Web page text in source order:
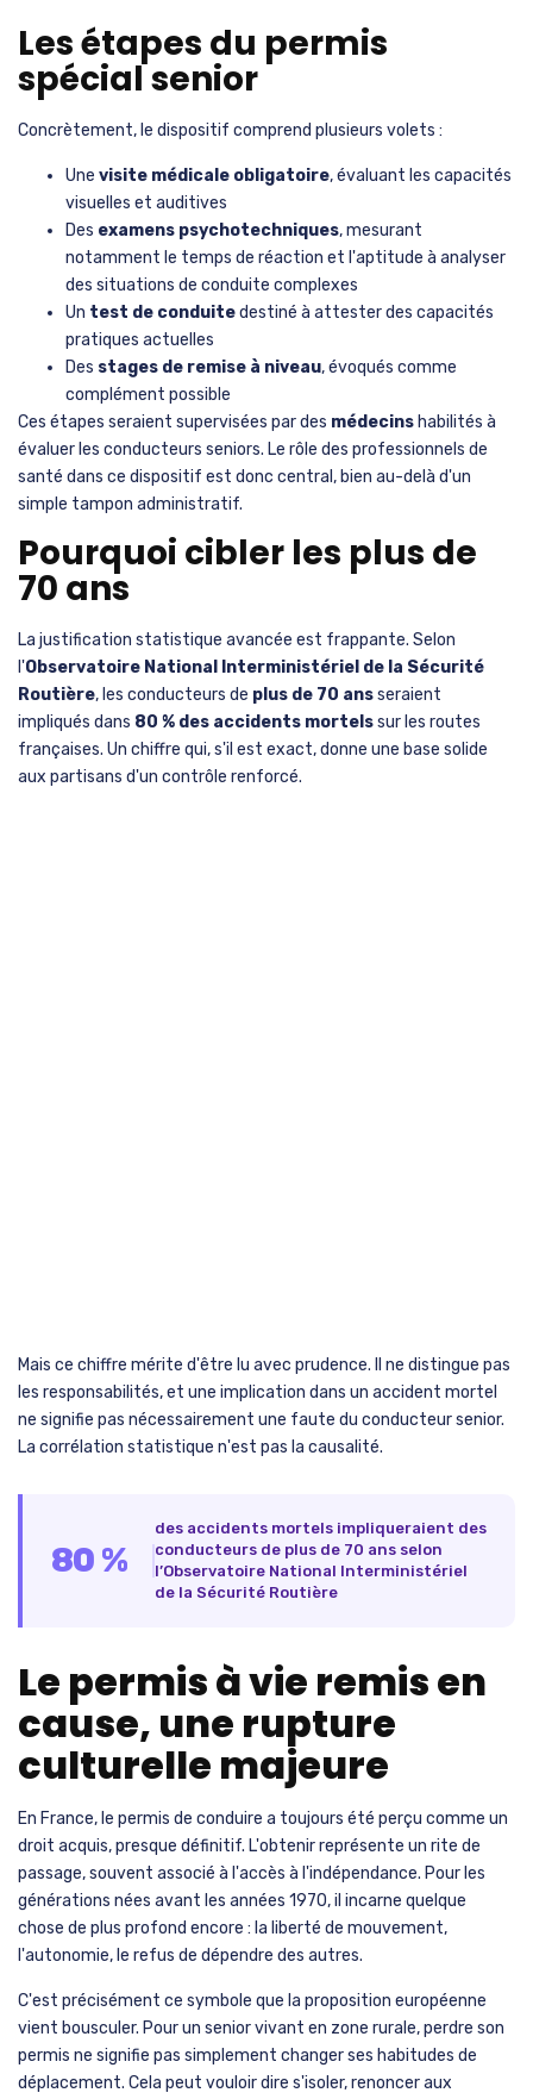
Les étapes du permis
spécial senior
Concrètement, le dispositif comprend plusieurs volets :
Une visite médicale obligatoire, évaluant les capacités
visuelles et auditives
Des examens psychotechniques, mesurant
notamment le temps de réaction et l'aptitude à analyser
des situations de conduite complexes
Un test de conduitedestiné à attester des capacités
pratiques actuelles
Des stages de remise à niveau, évoqués comme
complément possible
Ces étapes seraient supervisées par des médecinshabilités à
évaluer les conducteurs seniors. Le rôle des professionnels de
santé dans ce dispositif est donc central, bien au-delà d'un
simple tampon administratif.
Pourquoi cibler les plus de
70 ans
La justification statistique avancée est frappante. Selon
l'Observatoire National Interministériel de la Sécurité
Routière, les conducteurs de plus de 70 ansseraient
impliqués dans 80 % des accidents mortelssur les routes
françaises. Un chiffre qui, s'il est exact, donne une base solide
aux partisans d'un contrôle renforcé.
Mais ce chiffre mérite d'être lu avec prudence. Il ne distingue pas
les responsabilités, et une implication dans un accident mortel
ne signifie pas nécessairement une faute du conducteur senior.
La corrélation statistique n'est pas la causalité.
80 %
des accidents mortels impliqueraient des
conducteurs de plus de 70 ans selon
l’Observatoire National Interministériel
de la Sécurité Routière
Le permis à vie remis en
cause, une rupture
culturelle majeure
En France, le permis de conduire a toujours été perçu comme un
droit acquis, presque définitif. L'obtenir représente un rite de
passage, souvent associé à l'accès à l'indépendance. Pour les
générations nées avant les années 1970, il incarne quelque
chose de plus profond encore : la liberté de mouvement,
l'autonomie, le refus de dépendre des autres.
C'est précisément ce symbole que la proposition européenne
vient bousculer. Pour un senior vivant en zone rurale, perdre son
permis ne signifie pas simplement changer ses habitudes de
déplacement. Cela peut vouloir dire s'isoler, renoncer aux